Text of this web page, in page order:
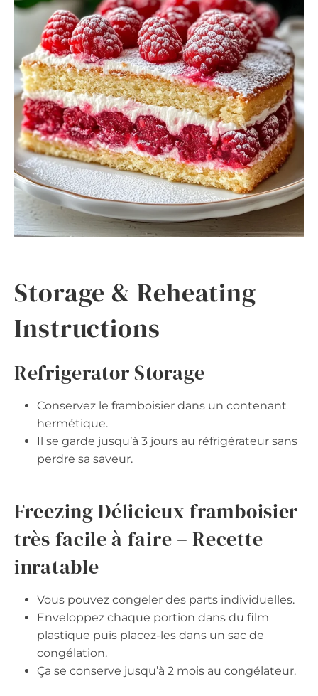
Storage & Reheating
Instructions
Refrigerator Storage
Conservez le framboisier dans un contenant
hermétique.
Il se garde jusqu’à 3 jours au réfrigérateur sans
perdre sa saveur.
Freezing Délicieux framboisier
très facile à faire – Recette
inratable
Vous pouvez congeler des parts individuelles.
Enveloppez chaque portion dans du film
plastique puis placez-les dans un sac de
congélation.
Ça se conserve jusqu’à 2 mois au congélateur.